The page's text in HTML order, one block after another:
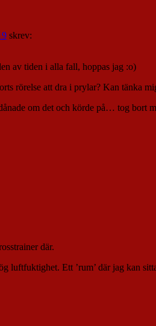
skrev:
av tiden i alla fall, hoppas jag :o)
rörelse att dra i prylar? Kan tänka
om det och körde på… tog
där.
luftfuktighet. Ett ’rum’ där jag kan